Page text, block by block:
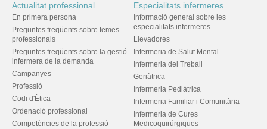
Actualitat professional
En primera persona
Preguntes freqüents sobre temes
professionals
Preguntes freqüents sobre la gestió
infermera de la demanda
Campanyes
Professió
Codi d'Ètica
Ordenació professional
Competències de la professió
Especialitats infermeres
Informació general sobre les
especialitats infermeres
Llevadores
Infermeria de Salut Mental
Infermeria del Treball
Geriàtrica
Infermeria Pediàtrica
Infermeria Familiar i Comunitària
Infermeria de Cures
Medicoquirúrgiques